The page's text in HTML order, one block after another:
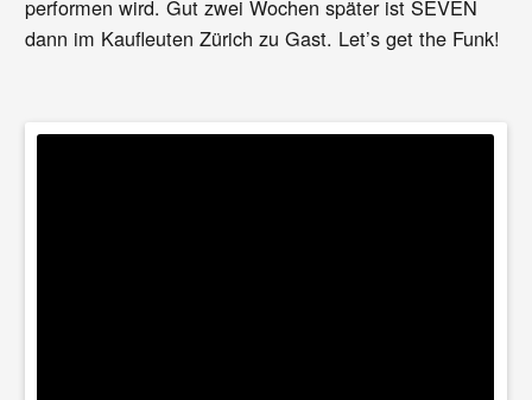
performen wird. Gut zwei Wochen später ist SEVEN
dann im Kaufleuten Zürich zu Gast. Let’s get the Funk!